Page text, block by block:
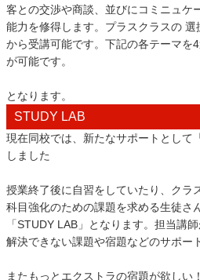
客との交渉や商談、並びにコミニュケ
能力を修得します。プラスクラスの
から受講可能です。下記の各テーマを
が可能です。
となります。
STUDY LAB
現在同校では、新たなサポートとして
しました
授業終了後に自習をしていたり、クラ
科目強化のための課題を求める生徒さ
「STUDY LAB」となります。担当講
解決できない課題や宿題などのサポー
またもっとエクストラの宿題が欲しい